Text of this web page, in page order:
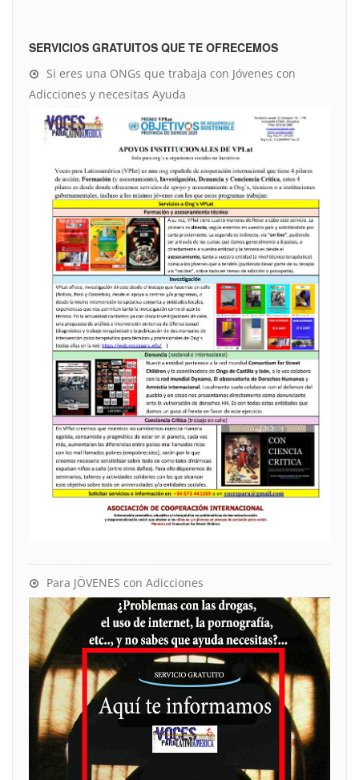
SERVICIOS GRATUITOS QUE TE OFRECEMOS
Si eres una ONGs que trabaja con Jóvenes con
Adicciones y necesitas Ayuda
Para JÖVENES con Adicciones